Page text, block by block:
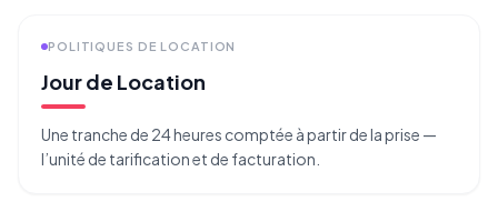
POLITIQUES DE LOCATION
Jour de Location
Une tranche de 24 heures comptée à partir de la prise —
l’unité de tarification et de facturation.